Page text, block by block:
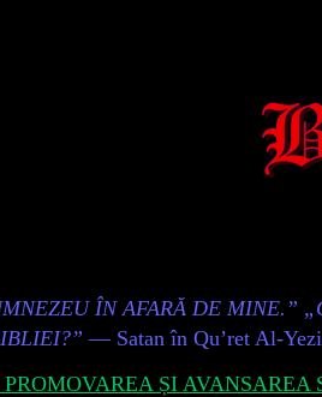
ÎN AFARĂ DE MINE.”
— Satan în Qu’ret Al-
ȘI